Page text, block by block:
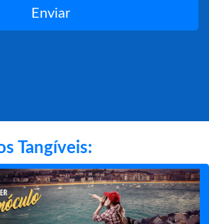
Enviar
Tangíveis: